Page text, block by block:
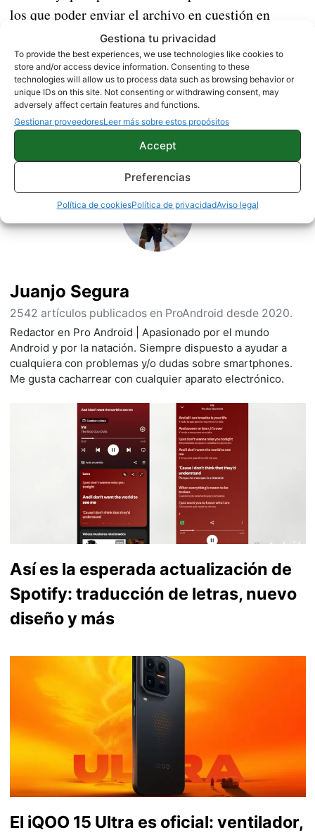
Gestiona tu privacidad
To provide the best experiences, we use technologies like cookies to
store and/or access device information. Consenting to these
technologies will allow us to process data such as browsing behavior or
unique IDs on this site. Not consenting or withdrawing consent, may
adversely affect certain features and functions.
Gestionar proveedoresLeer más sobre estos propósitos
Accept
Preferencias
Política de cookiesPolítica de privacidadAviso legal
los que poder enviar el archivo en cuestión en
pocos segundos.
NOTICIAS
Juanjo Segura
2542 artículos publicados en ProAndroid desde 2020.
Redactor en Pro Android | Apasionado por el mundo
Android y por la natación. Siempre dispuesto a ayudar a
cualquiera con problemas y/o dudas sobre smartphones.
Me gusta cacharrear con cualquier aparato electrónico.
Así es la esperada actualización de
Spotify: traducción de letras, nuevo
diseño y más
El iQOO 15 Ultra es oficial: ventilador,